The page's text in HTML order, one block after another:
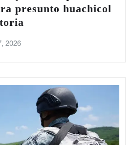
presunto huachicol
2026